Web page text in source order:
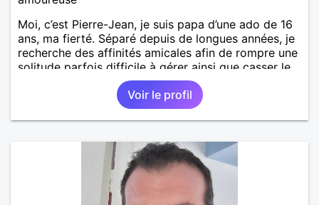
Moi, c’est Pierre-Jean, je suis papa d’une ado de 16
ans, ma fierté. Séparé depuis de longues années, je
recherche des affinités amicales afin de rompre une
solitude parfois difficile à gérer ainsi que casser le
vague à l’âme. L’amitié reste extrêmement
importante à mes yeux mais peut se décliner en des
sentiments plus puissants. « Le temps fera son
œuvre » disait Arthur Schopenhauer, philosophe
autant être trop locace. Je suis bourré de qualités
avec très peu de défauts. Je suis altruiste,
bienveillant, empathique, attentionné, honnête,
respectueux, doux de caractère et compréhensif : je
Voir le profil